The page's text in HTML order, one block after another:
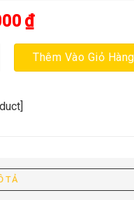
₫
Lông Dùng Pin Cầm Tay
Thêm Vào Giỏ Hàng
TẢ